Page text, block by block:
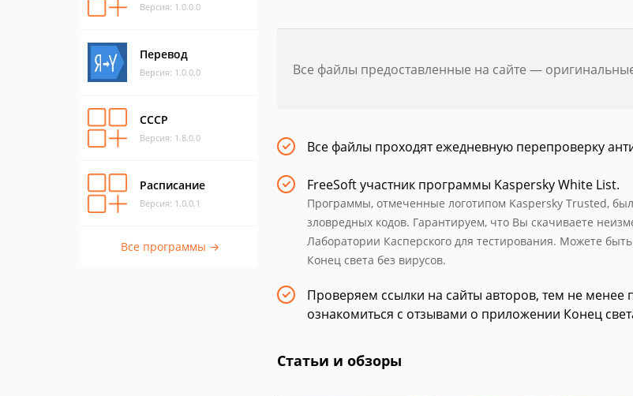
Версия: 1.0.0.0
Перевод
Версия: 1.0.0.0
СССР
Версия: 1.8.0.0
Расписание
Версия: 1.0.0.1
Все программы →
Все файлы предоставленные на сайте —
Все файлы проходят ежедневную перепроверку
FreeSoft участник программы Kaspersky White List.
Программы, отмеченные логотипом Kaspersky Trusted,
зловредных кодов. Гарантируем, что Вы скачиваете
Лаборатории Касперского для тестирования. Можете
Конец света без вирусов.
Проверяем ссылки на сайты авторов, тем не менее
ознакомиться с отзывами о приложении Конец
Статьи и обзоры